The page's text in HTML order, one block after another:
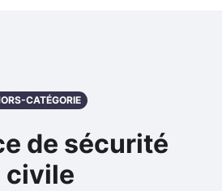
CATÉGORIE
de sécurité
civile